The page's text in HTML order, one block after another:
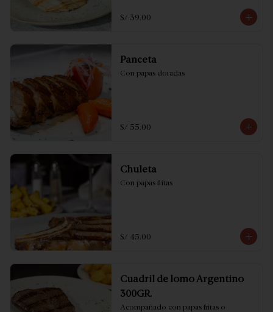
S/ 39.00
Panceta
Con papas doradas
S/ 55.00
Chuleta
Con papas fritas
S/ 45.00
Cuadril de lomo Argentino
300GR.
Acompañado con papas fritas o